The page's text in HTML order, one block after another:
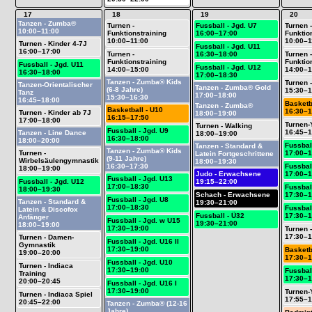
17
Tanzen - Zumba®
10:00–11:00
Turnen - Kinder 4-7J
16:00–17:00
Fussball - Jgd. U11
16:30–18:00
Tanzen-Orientalischer
Tanz
16:45–18:00
Turnen - Kinder ab 7J
17:00–18:00
Tanzen - Line Dance
18:00–20:00
Turnen -
Wirbelsäulengymnastik
18:00–19:00
Fussball - Jgd. U12
18:00–19:30
Tanzen - Standard &
Latein & Discofox
Anfänger
18:00–19:00
Turnen - Damen-
Gymnastik
19:00–20:00
Turnen - Indiaca
Training
20:00–20:45
Turnen - Indiaca Spiel
20:45–22:00
18
Turnen -
Funktionstraining
10:00–11:00
Turnen -
Funktionstraining
14:00–15:00
Tanzen - Zumba® Kids
(6-8 Jahre)
15:30–16:30
Basketball - U10
16:15–17:50
Fussball - Jgd. U9
16:30–18:00
Tanzen - Zumba® Kids
(9-11 Jahre)
16:30–17:30
Fussball - Jgd. U13
17:00–18:30
Fussball - Jgd. U8
17:00–18:30
Fussball - Jgd. w U15
17:30–19:00
Fussball - Jgd. U16 II
17:30–19:00
Fussball - Jgd. U10
17:30–19:00
Fussball - Jgd. U16 I
17:30–19:00
Tanzen - Zumba® (12-16
19
Fussball - Jgd. U7
16:00–17:00
Fussball - Jgd. U11
16:30–18:00
Fussball - Jgd. U12
17:00–18:30
Tanzen - Zumba® Gold
17:00–18:00
Tanzen - Zumba®
18:00–19:00
Turnen - Walking
18:00–19:00
Tanzen - Standard &
Latein Fortgeschrittene
18:00–19:30
Judo - Erwachsene
19:15–22:00
Schach - Erwachsene
19:30–21:00
Fussball - Ü32
19:30–21:00
20
Turnen -
Turnen -
Turnen
Turnen-
Turnen
Turnen-